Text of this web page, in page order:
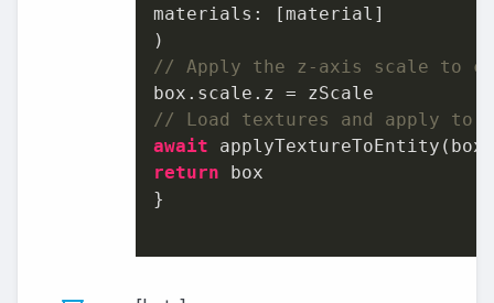
materials: [material]
// Apply the z-axis scale to
box.scale.z =
// Load textures and apply to
await
return box
}